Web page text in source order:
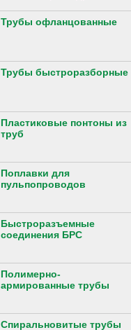
Трубы офланцованные
Трубы быстроразборные
Пластиковые понтоны из
труб
Поплавки для
пульпопроводов
Быстроразъемные
соединения БРС
Полимерно-
армированные трубы
Спиральновитые трубы